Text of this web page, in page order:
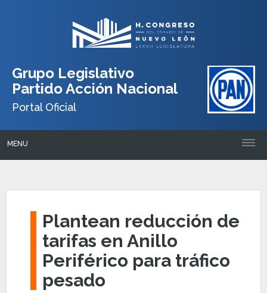
Grupo Legislativo
Partido Acción Nacional
Portal Oficial
MENU
Plantean reducción de
tarifas en Anillo
Periférico para tráfico
pesado